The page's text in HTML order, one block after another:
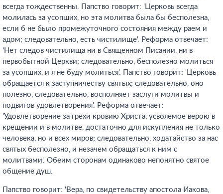
всегда тождественны. Папство говорит: 'Церковь всегда
молилась за усопших, но эта молитва была бы бесполезна,
если б не было промежуточного состояния между раем и
адом; следовательно, есть чистилище'. Реформа отвечает:
'Нет следов чистилища ни в Священном Писании, ни в
первобытной Церкви; следовательно, бесполезно молиться
за усопших, и я не буду молиться'. Папство говорит: 'Церковь
обращается к заступничеству святых; следовательно, оно
полезно, следовательно, восполняет заслуги молитвы и
подвигов удовлетворения'. Реформа отвечает:
'Удовлетворение за грехи кровию Христа, усвояемое верою в
крещении и в молитве, достаточно для искупления не только
человека, но и всех миров; следовательно, ходатайство за нас
святых бесполезно, и незачем обращаться к ним с
молитвами'. Обеим сторонам одинаково непонятно святое
общение душ.
Папство говорит: 'Вера, по свидетельству апостола Иакова,